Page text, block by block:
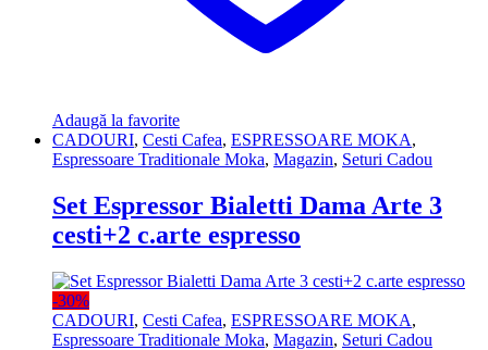
Adaugă la favorite
CADOURI, Cesti Cafea, ESPRESSOARE MOKA,
Espressoare Traditionale Moka, Magazin, Seturi Cadou
Set Espressor Bialetti Dama Arte 3
cesti+2 c.arte espresso
-30%
CADOURI, Cesti Cafea, ESPRESSOARE MOKA,
Espressoare Traditionale Moka, Magazin, Seturi Cadou